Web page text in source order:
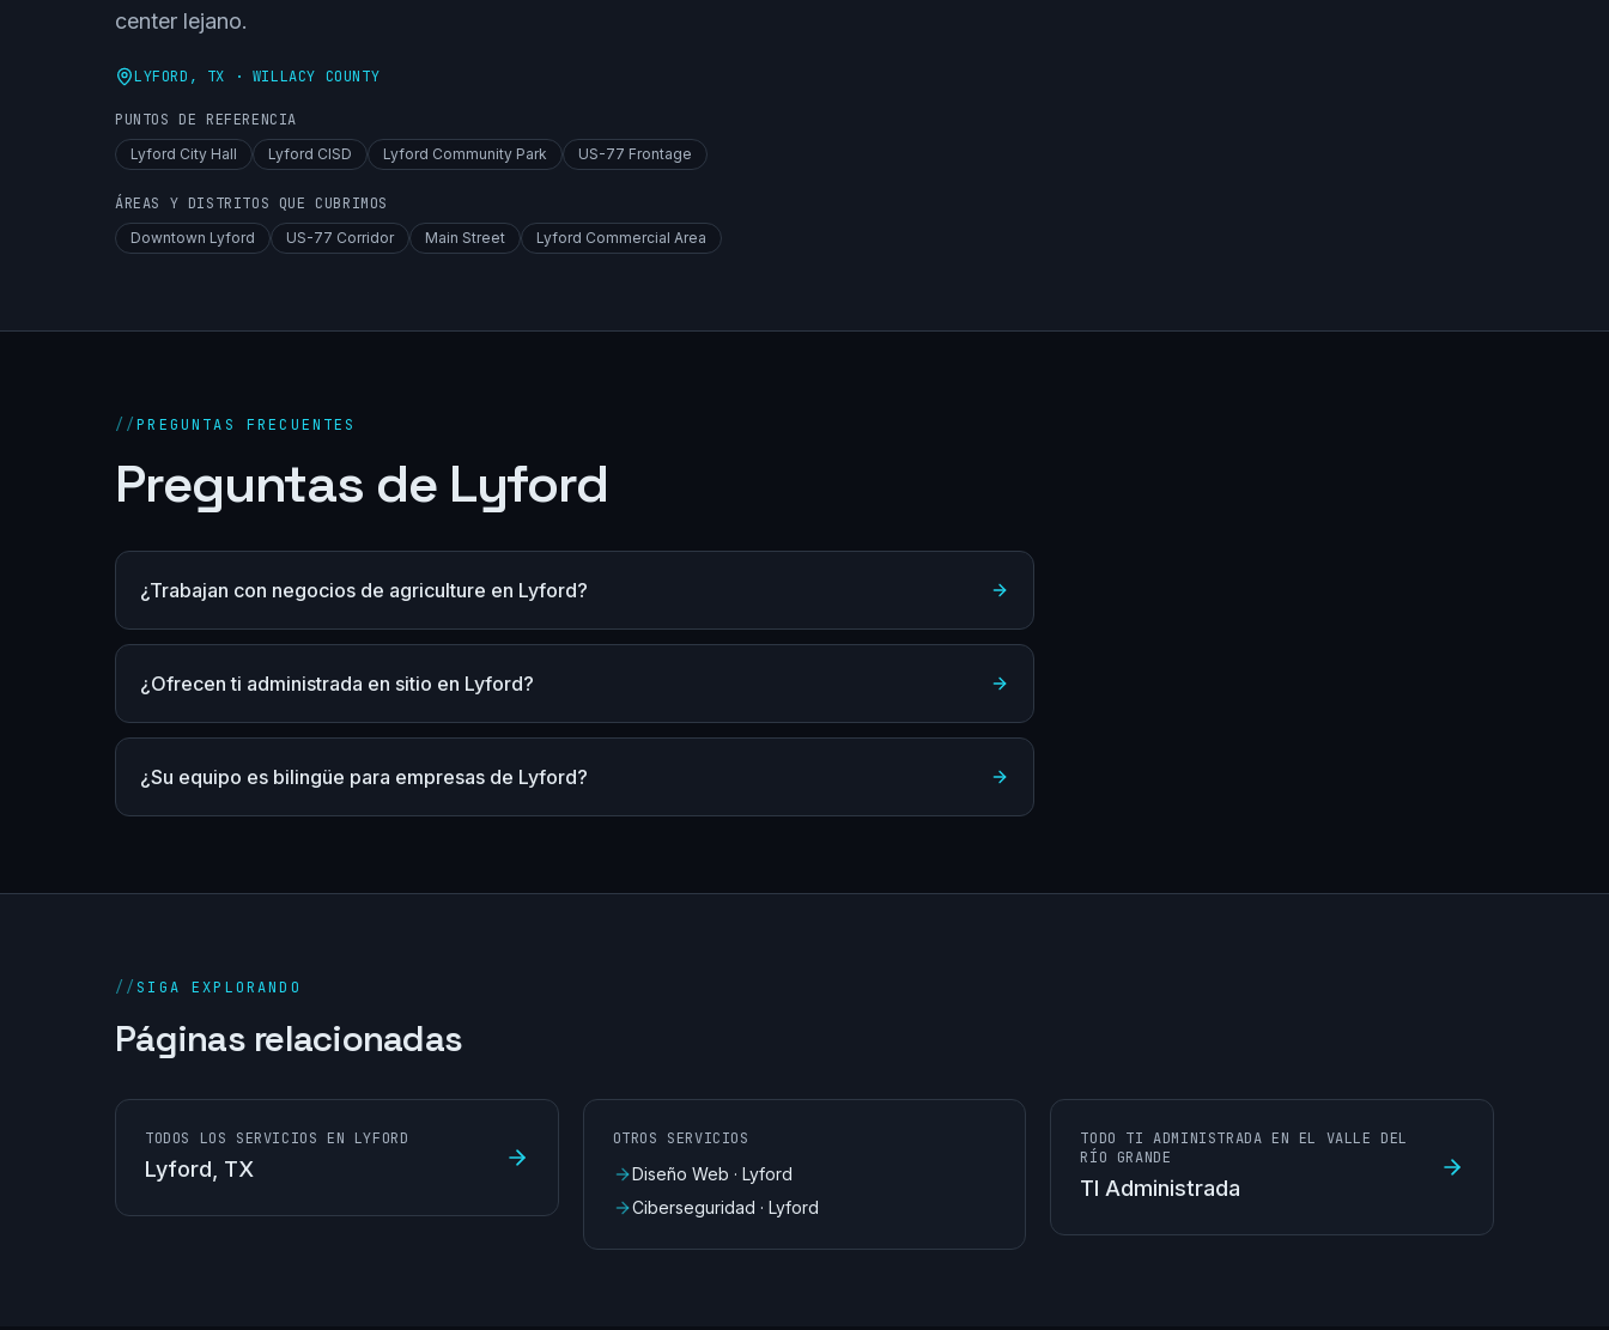
center lejano.
LYFORD , TX · WILLACY COUNTY
PUNTOS DE REFERENCIA
Lyford City Hall Lyford CISD Lyford Community Park US-77 Frontage
ÁREAS Y DISTRITOS QUE CUBRIMOS
Downtown Lyford US-77 Corridor Main Street Lyford Commercial Area
//PREGUNTAS FRECUENTES
Preguntas de Lyford
¿Trabajan con negocios de agriculture en Lyford?
¿Ofrecen ti administrada en sitio en Lyford?
¿Su equipo es bilingüe para empresas de Lyford?
// SIGA EXPLORANDO
Páginas relacionadas
TODOS LOS SERVICIOS EN LYFORD
Lyford , TX
OTROS SERVICIOS
Diseño Web · Lyford
Ciberseguridad · Lyford
TODO TI ADMINISTRADA EN EL VALLE DEL
RÍO GRANDE
TI Administrada